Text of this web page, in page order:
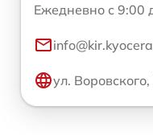
Ежедневно с 9:00
ул.